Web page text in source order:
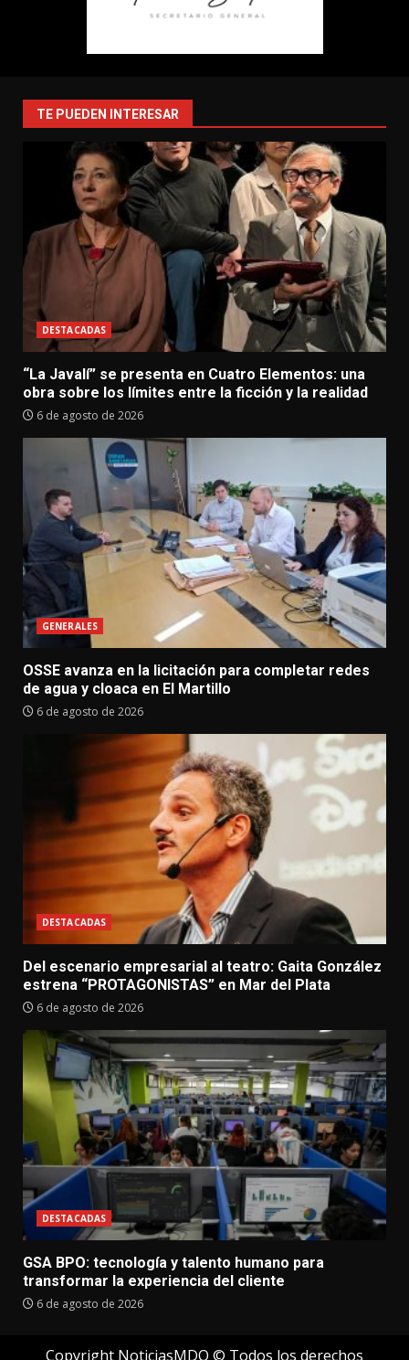
TE PUEDEN INTERESAR
DESTACADAS
“La Javalí” se presenta en Cuatro Elementos: una
obra sobre los límites entre la ficción y la realidad
6 de agosto de 2026
GENERALES
OSSE avanza en la licitación para completar redes
de agua y cloaca en El Martillo
6 de agosto de 2026
DESTACADAS
Del escenario empresarial al teatro: Gaita González
estrena “PROTAGONISTAS” en Mar del Plata
6 de agosto de 2026
DESTACADAS
GSA BPO: tecnología y talento humano para
transformar la experiencia del cliente
6 de agosto de 2026
Copyright NoticiasMDQ © Todos los derechos